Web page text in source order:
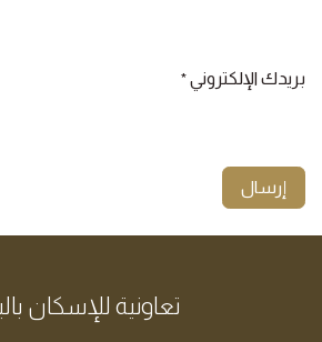
بريدك الإلكتروني *
إرسال
تعاونية للإسكان